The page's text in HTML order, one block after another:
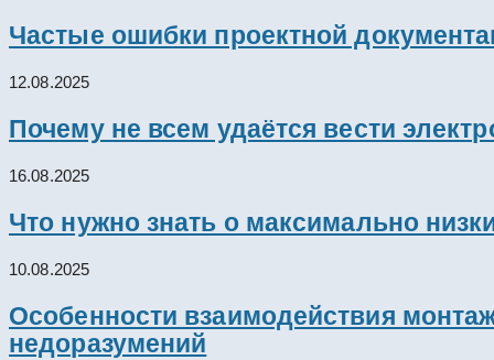
Частые ошибки проектной
12.08.2025
Почему не всем удаётся вести
16.08.2025
Что нужно знать о максимально
10.08.2025
Особенности взаимодействия
недоразумений